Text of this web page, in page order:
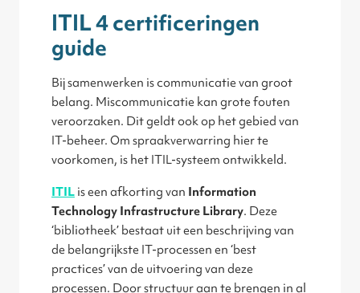
ITIL 4 certificeringen
guide
Bij samenwerken is communicatie van groot
belang. Miscommunicatie kan grote fouten
veroorzaken. Dit geldt ook op het gebied van
IT-beheer. Om spraakverwarring hier te
voorkomen, is het ITIL-systeem ontwikkeld.
ITIL is een afkorting van Information
Technology Infrastructure Library. Deze
‘bibliotheek’ bestaat uit een beschrijving van
de belangrijkste IT-processen en ‘best
practices’ van de uitvoering van deze
processen. Door structuur aan te brengen in al